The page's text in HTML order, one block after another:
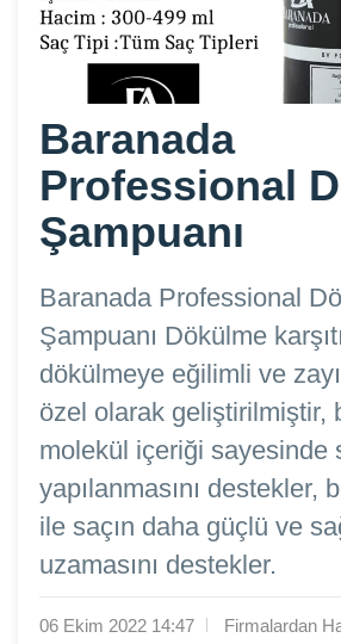
Baranada
Professional
Şampuanı
Baranada Professional
Şampuanı Dökülme
dökülmeye eğilimli ve
özel olarak geliştirilmiştir,
molekül içeriği sayesinde
yapılanmasını destekler,
ile saçın daha güçlü ve
uzamasını destekler.
06 Ekim 2022 14:47 Firmalardan